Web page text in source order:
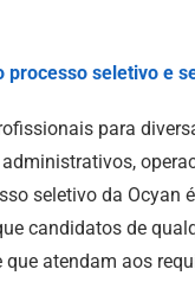
processo seletivo e
para
seletivo da Ocyan
candidatos de
que atendam aos